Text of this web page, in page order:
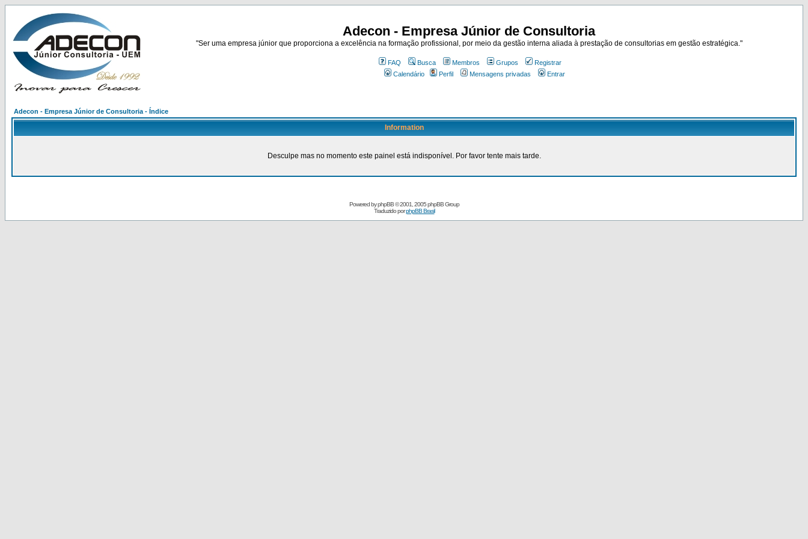
Adecon - Empresa Júnior de Consultoria
"Ser uma empresa júnior que proporciona a excelência na formação profissional, por meio da gestão interna aliada à prestação de consultorias em gestão estratégica."
FAQ Busca Membros Grupos
Registrar
Calendário
Perfil Mensagens privadas Entrar
Adecon - Empresa Júnior de Consultoria - Índice
Information
Desculpe mas no momento este painel está indisponível. Por favor tente mais tarde.
Powered byphpBB© 2001, 2005 phpBB Group
Traduzido porphpBB Brasil